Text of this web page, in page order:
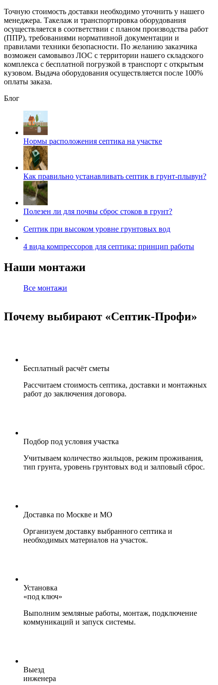
Точную стоимость доставки необходимо уточнить у нашего
менеджера. Такелаж и транспортировка оборудования
осуществляется в соответствии с планом производства работ
(ППР), требованиями нормативной документации и
правилами техники безопасности. По желанию заказчика
возможен самовывоз ЛОС с территории нашего складского
комплекса с бесплатной погрузкой в транспорт с открытым
кузовом. Выдача оборудования осуществляется после 100%
оплаты заказа.
Блог
Нормы расположения септика на участке
Как правильно устанавливать септик в грунт-плывун?
Полезен ли для почвы сброс стоков в грунт?
Септик при высоком уровне грунтовых вод
4 вида компрессоров для септика: принцип работы
Наши монтажи
Все монтажи
Почему выбирают «Септик-Профи»
Бесплатный расчёт сметы
Рассчитаем стоимость септика, доставки и монтажных
работ до заключения договора.
Подбор под условия участка
Учитываем количество жильцов, режим проживания,
тип грунта, уровень грунтовых вод и залповый сброс.
Доставка по Москве и МО
Организуем доставку выбранного септика и
необходимых материалов на участок.
Установка
«под ключ»
Выполним земляные работы, монтаж, подключение
коммуникаций и запуск системы.
Выезд
инженера